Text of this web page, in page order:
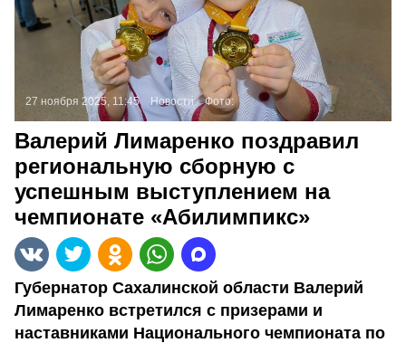
27 ноября 2025, 11:45 Новости Фото:
Валерий Лимаренко поздравил
региональную сборную с
успешным выступлением на
чемпионате «Абилимпикс»
Губернатор Сахалинской области Валерий
Лимаренко встретился с призерами и
наставниками Национального чемпионата по